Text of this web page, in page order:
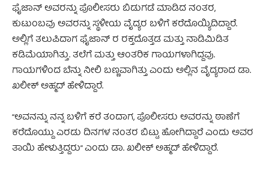
ಫೈಜಾನ್ ಅವರನ್ನು ಪೊಲೀಸರು ಬಿಡುಗಡೆ ಮಾಡಿದ ನಂತರ,
ಕುಟುಂಬವು ಅವರನ್ನು ಸ್ಥಳೀಯ ವೈದ್ಯರ ಬಳಿಗೆ ಕರೆದೊಯ್ಯಿದಿದ್ದಾರೆ.
ಅಲ್ಲಿಗೆ ತಲುಪಿದಾಗ ಫೈಜಾನ್ ರ ರಕ್ತದೊತ್ತಡ ಮತ್ತು ನಾಡಿಮಿಡಿತ
ಕಡಿಮೆಯಾಗಿತ್ತು. ತಲೆಗೆ ಮತ್ತು ಆಂತರಿಕ ಗಾಯಗಳಾಗಿದ್ದವು.
ಗಾಯಗಳಿಂದ ಬೆನ್ನು ನೀಲಿ ಬಣ್ಣವಾಗಿತ್ತು ಎಂದು ಅಲ್ಲಿನ ವೈದ್ಯರಾದ ಡಾ.
ಖಲೀಕ್ ಅಹ್ಮದ್ ಹೇಳಿದ್ದಾರೆ.
“ಅವನನ್ನು ನನ್ನ ಬಳಿಗೆ ಕರೆ ತಂದಾಗ, ಪೊಲೀಸರು ಅವರನ್ನು ಠಾಣೆಗೆ
ಕರೆದೊಯ್ದು ಎರಡು ದಿನಗಳ ನಂತರ ಬಿಟ್ಟು ಹೋಗಿದ್ದಾರೆ ಎಂದು ಅವರ
ತಾಯಿ ಹೇಳುತ್ತಿದ್ದರು” ಎಂದು ಡಾ. ಖಲೀಕ್ ಅಹ್ಮದ್ ಹೇಳಿದ್ದಾರೆ.